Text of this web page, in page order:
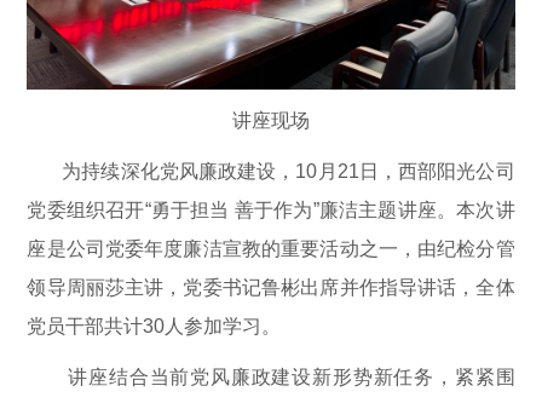
讲座现场
为持续深化党风廉政建设，10月21日，西部阳光公司
党委组织召开“勇于担当 善于作为”廉洁主题讲座。本次讲
座是公司党委年度廉洁宣教的重要活动之一，由纪检分管
领导周丽莎主讲，党委书记鲁彬出席并作指导讲话，全体
党员干部共计30人参加学习。
讲座结合当前党风廉政建设新形势新任务，紧紧围